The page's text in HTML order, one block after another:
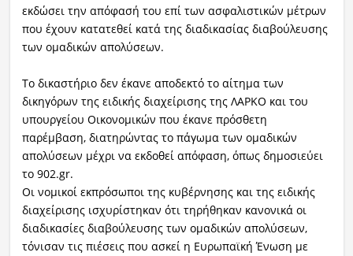
εκδώσει την απόφασή του επί των ασφαλιστικών μέτρων
που έχουν κατατεθεί κατά της διαδικασίας διαβούλευσης
των ομαδικών απολύσεων.
Το δικαστήριο δεν έκανε αποδεκτό το αίτημα των
δικηγόρων της ειδικής διαχείρισης της ΛΑΡΚΟ και του
υπουργείου Οικονομικών που έκανε πρόσθετη
παρέμβαση, διατηρώντας το πάγωμα των ομαδικών
απολύσεων μέχρι να εκδοθεί απόφαση, όπως δημοσιεύει
το 902.gr.
Οι νομικοί εκπρόσωποι της κυβέρνησης και της ειδικής
διαχείρισης ισχυρίστηκαν ότι τηρήθηκαν κανονικά οι
διαδικασίες διαβούλευσης των ομαδικών απολύσεων,
τόνισαν τις πιέσεις που ασκεί η Ευρωπαϊκή Ένωση με